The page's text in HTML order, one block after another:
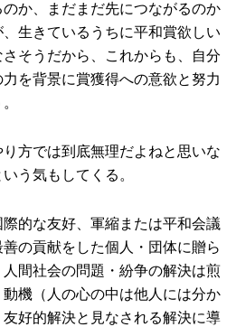
か、まだまだ先につながるのか
生きているうちに平和賞欲しい
そうだから、これからも、自分
を背景に賞獲得への意欲と努力
方では到底無理だよねと思いな
う気もしてくる。
的な友好、軍縮または平和会議
の貢献をした個人・団体に贈ら
間社会の問題・紛争の解決は煎
機（人の心の中は他人には分か
好的解決と見なされる解決に導